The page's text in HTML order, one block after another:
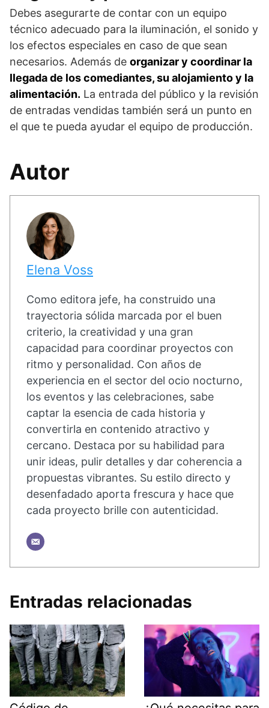
Debes asegurarte de contar con un equipo
técnico adecuado para la iluminación, el sonido y
los efectos especiales en caso de que sean
necesarios. Además de organizar y coordinar la
llegada de los comediantes, su alojamiento y la
alimentación. La entrada del público y la revisión
de entradas vendidas también será un punto en
el que te pueda ayudar el equipo de producción.
Autor
Elena Voss
Como editora jefe, ha construido una
trayectoria sólida marcada por el buen
criterio, la creatividad y una gran
capacidad para coordinar proyectos con
ritmo y personalidad. Con años de
experiencia en el sector del ocio nocturno,
los eventos y las celebraciones, sabe
captar la esencia de cada historia y
convertirla en contenido atractivo y
cercano. Destaca por su habilidad para
unir ideas, pulir detalles y dar coherencia a
propuestas vibrantes. Su estilo directo y
desenfadado aporta frescura y hace que
cada proyecto brille con autenticidad.
Entradas relacionadas